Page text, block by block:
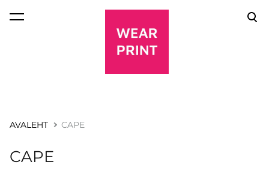
lisati ostukorvi.
AVALEHT CAPE
CAPE